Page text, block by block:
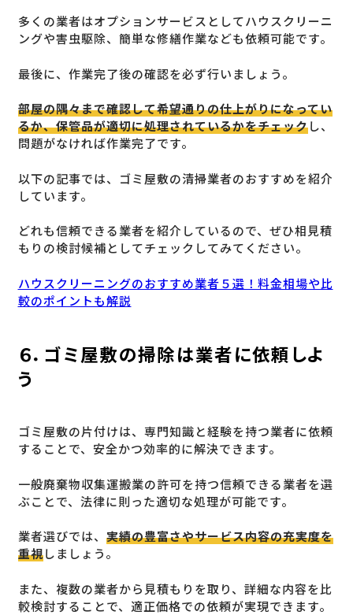
多くの業者はオプションサービスとしてハウスクリーニ
ングや害虫駆除、簡単な修繕作業なども依頼可能です。
最後に、作業完了後の確認を必ず行いましょう。
部屋の隅々まで確認して希望通りの仕上がりになってい
るか、保管品が適切に処理されているかをチェックし、
問題がなければ作業完了です。
以下の記事では、ゴミ屋敷の清掃業者のおすすめを紹介
しています。
どれも信頼できる業者を紹介しているので、ぜひ相見積
もりの検討候補としてチェックしてみてください。
ハウスクリーニングのおすすめ業者５選！料金相場や比
較のポイントも解説
６．ゴミ屋敷の掃除は業者に依頼しよ
う
ゴミ屋敷の片付けは、専門知識と経験を持つ業者に依頼
することで、安全かつ効率的に解決できます。
一般廃棄物収集運搬業の許可を持つ信頼できる業者を選
ぶことで、法律に則った適切な処理が可能です。
業者選びでは、 実績の豊富さやサービス内容の充実度を
重視しましょう。
また、複数の業者から見積もりを取り、詳細な内容を比
較検討することで、適正価格での依頼が実現できます。